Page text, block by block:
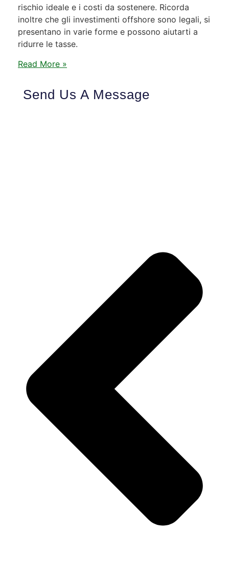
rischio ideale e i costi da sostenere. Ricorda
inoltre che gli investimenti offshore sono legali, si
presentano in varie forme e possono aiutarti a
ridurre le tasse.
Read More »
Send Us A Message